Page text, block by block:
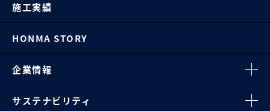
施工実績
HONMA STORY
企業情報
サステナビリティ